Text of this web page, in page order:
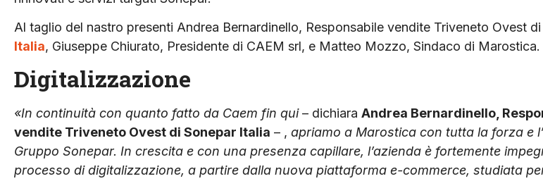
Al taglio del nastro presenti Andrea Bernardinello, Responsabile vendite Triveneto Ovest di
Italia, Giuseppe Chiurato, Presidente di CAEM srl, e Matteo Mozzo, Sindaco di Marostica.
Digitalizzazione
«In continuità con quanto fatto da Caem fin qui– dichiara Andrea Bernardinello,
vendite Triveneto Ovest di Sonepar Italia – , apriamo a Marostica con tutta la forza e
Gruppo Sonepar. In crescita e con una presenza capillare, l’azienda è fortemente
processo di digitalizzazione, a partire dalla nuova piattaforma e-commerce, studiata